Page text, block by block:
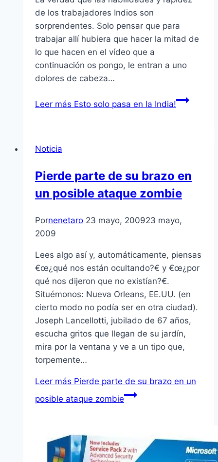
de los trabajadores Indios son
sorprendentes. Solo pensar que para
trabajar allí­ hubiera que hacer la mitad de
lo que hacen en el ví­deo que a
continuación os pongo, le entran a uno
dolores de cabeza…
Leer más Esto solo pasa en la India!
Noticia
Pierde parte de su brazo en
un posible ataque zombie
Pornenetaro 23 mayo, 200923 mayo,
2009
Lees algo así­ y, automáticamente, piensas
€œ¿qué nos están ocultando?€ y €œ¿por
qué nos dijeron que no existí­an?€.
Situémonos: Nueva Orleans, EE.UU. (en
cierto modo no podí­a ser en otra ciudad).
Joseph Lancellotti, jubilado de 67 años,
escucha gritos que llegan de su jardí­n,
mira por la ventana y ve a un tipo que,
torpemente…
Leer más Pierde parte de su brazo en un
posible ataque zombie